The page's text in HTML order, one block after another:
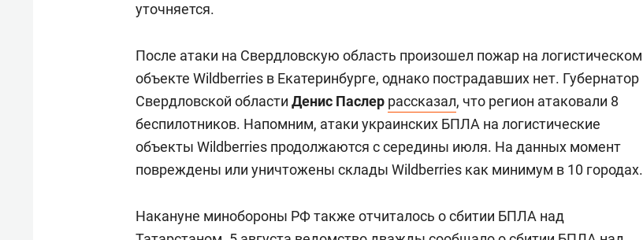
уточняется.
После атаки на Свердловскую область произошел пожар на логистическом
объекте Wildberries в Екатеринбурге, однако пострадавших нет. Губернатор
Свердловской области Денис Паслер рассказал, что регион атаковали 8
беспилотников. Напомним, атаки украинских БПЛА на логистические
объекты Wildberries продолжаются с середины июля. На данных момент
повреждены или уничтожены склады Wildberries как минимум в 10 городах.
Накануне минобороны РФ также отчиталось о сбитии БПЛА над